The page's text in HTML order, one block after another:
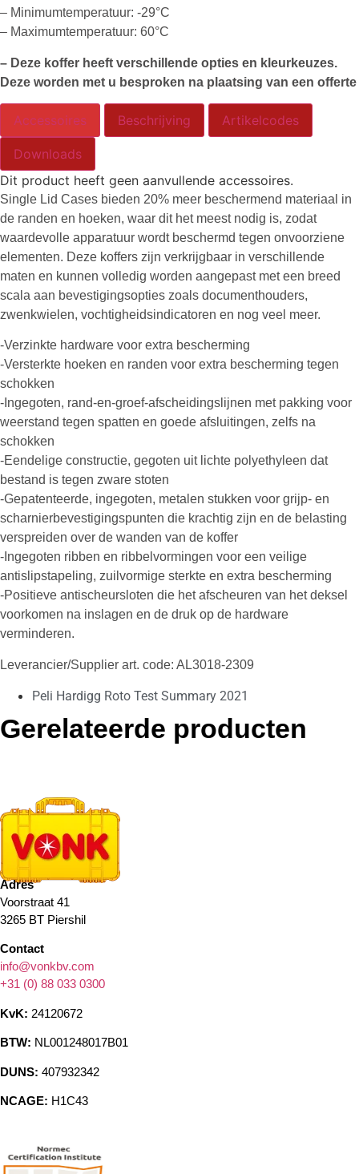
– Minimumtemperatuur: -29°C
– Maximumtemperatuur: 60°C
– Deze koffer heeft verschillende opties en kleurkeuzes.
Deze worden met u besproken na plaatsing van een offerte
Accessoires Beschrijving Artikelcodes
Downloads
Dit product heeft geen aanvullende accessoires.
Single Lid Cases bieden 20% meer beschermend materiaal in
de randen en hoeken, waar dit het meest nodig is, zodat
waardevolle apparatuur wordt beschermd tegen onvoorziene
elementen. Deze koffers zijn verkrijgbaar in verschillende
maten en kunnen volledig worden aangepast met een breed
scala aan bevestigingsopties zoals documenthouders,
zwenkwielen, vochtigheidsindicatoren en nog veel meer.
-Verzinkte hardware voor extra bescherming
-Versterkte hoeken en randen voor extra bescherming tegen
schokken
-Ingegoten, rand-en-groef-afscheidingslijnen met pakking voor
weerstand tegen spatten en goede afsluitingen, zelfs na
schokken
-Eendelige constructie, gegoten uit lichte polyethyleen dat
bestand is tegen zware stoten
-Gepatenteerde, ingegoten, metalen stukken voor grijp- en
scharnierbevestigingspunten die krachtig zijn en de belasting
verspreiden over de wanden van de koffer
-Ingegoten ribben en ribbelvormingen voor een veilige
antislipstapeling, zuilvormige sterkte en extra bescherming
-Positieve antischeursloten die het afscheuren van het deksel
voorkomen na inslagen en de druk op de hardware
verminderen.
Leverancier/Supplier art. code: AL3018-2309
Peli Hardigg Roto Test Summary 2021
Gerelateerde producten
Adres
Voorstraat 41
3265 BT Piershil
Contact
info@vonkbv.com
+31 (0) 88 033 0300
KvK: 24120672
BTW: NL001248017B01
DUNS: 407932342
NCAGE: H1C43